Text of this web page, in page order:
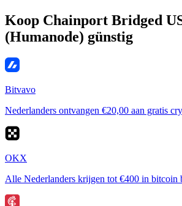
Koop Chainport Bridged
(Humanode) günstig
Bitvavo
Nederlanders ontvangen €20,00 aan gratis
OKX
Alle Nederlanders krijgen tot €400 in bitcoin